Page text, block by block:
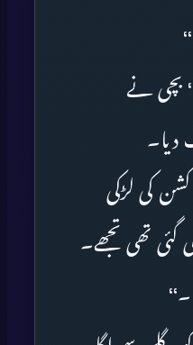
بچی نے
دیا۔
کی لڑکی
تھی تجھے۔